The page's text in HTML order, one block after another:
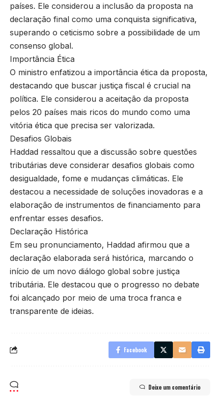
países. Ele considerou a inclusão da proposta na
declaração final como uma conquista significativa,
superando o ceticismo sobre a possibilidade de um
consenso global.
Importância Ética
O ministro enfatizou a importância ética da proposta,
destacando que buscar justiça fiscal é crucial na
política. Ele considerou a aceitação da proposta
pelos 20 países mais ricos do mundo como uma
vitória ética que precisa ser valorizada.
Desafios Globais
Haddad ressaltou que a discussão sobre questões
tributárias deve considerar desafios globais como
desigualdade, fome e mudanças climáticas. Ele
destacou a necessidade de soluções inovadoras e a
elaboração de instrumentos de financiamento para
enfrentar esses desafios.
Declaração Histórica
Em seu pronunciamento, Haddad afirmou que a
declaração elaborada será histórica, marcando o
início de um novo diálogo global sobre justiça
tributária. Ele destacou que o progresso no debate
foi alcançado por meio de uma troca franca e
transparente de ideias.
Facebook
Deixe um comentário